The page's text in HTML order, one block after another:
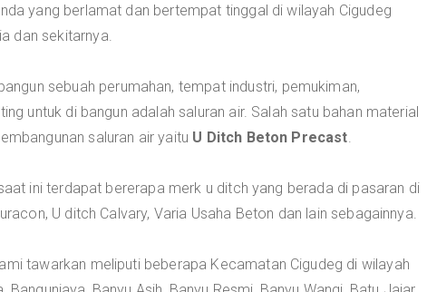
yang berlamat dan bertempat tinggal di wilayah Cigudeg
dan sekitarnya.
sebuah perumahan, tempat industri, pemukiman,
untuk di bangun adalah saluran air. Salah satu bahan material
saluran air yaitu U Ditch Beton Precast.
ini terdapat bererapa merk u ditch yang berada di pasaran di
U ditch Calvary, Varia Usaha Beton dan lain sebagainnya.
tawarkan meliputi beberapa Kecamatan Cigudeg di wilayah